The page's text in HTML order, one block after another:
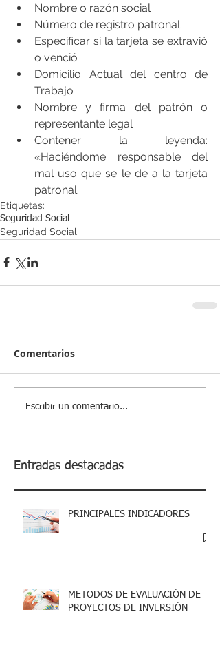
Nombre o razón social
Número de registro patronal
Especificar si la tarjeta se extravió
o venció
Domicilio Actual del centro de
Trabajo
Nombre y firma del patrón o
representante legal
Contener la leyenda:
«Haciéndome responsable del
mal uso que se le de a la tarjeta
patronal
Etiquetas:
Seguridad Social
Seguridad Social
Comentarios
Escribir un comentario...
Entradas destacadas
PRINCIPALES INDICADORES
METODOS DE EVALUACIÓN DE
PROYECTOS DE INVERSIÓN